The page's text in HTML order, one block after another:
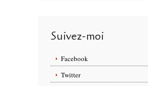
Suivez-moi
Facebook
Twitter